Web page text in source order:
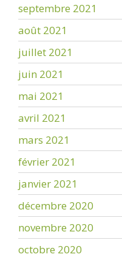
septembre 2021
août 2021
juillet 2021
juin 2021
mai 2021
avril 2021
mars 2021
février 2021
janvier 2021
décembre 2020
novembre 2020
octobre 2020